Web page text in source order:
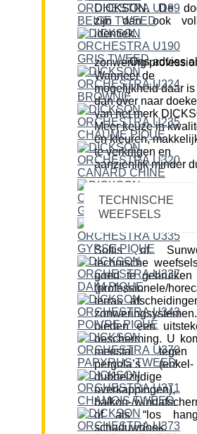
DICKSON. De
zijn dan ook
identiek.
Ons advies als zonwering
Wanneer de
mogelijkheid daar is
dan over naar
van het merk
Meer keuze in
en kleuren,
te verkrijgen en
aanzienlijk minder
TECHNISCHE
WEEFSELS
Soltis of
technische
goed te gebruiken
(professionele/
terras
bieden een
bescherming. U
meestal
pergola’s
dubbelzijdige
overkappingen),
balkon-/
of als “los
schaduwdoek.